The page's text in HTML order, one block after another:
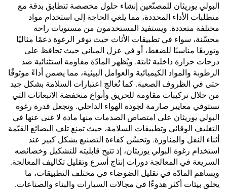
البولي يوريثان للمصنّعين إنشاء حلول مخصصة تتطابق بدقة مع
متطلبات الأداء المحددة، مما يلغي الحاجة إلى استخدام مواد
مختلفة متعددة. ويستفيد المستخدمون من مستويات راحة
محسّنة، سواء في تطبيقات الأثاث حيث توفر الرغوة دعمًا مثاليًا
وتوزيعًا مناسبًا للضغط، أو في عزل المباني حيث تحافظ على
درجات حرارة داخلية ثابتة. ويُظهر المادّة مقاومة استثنائية ضد
الرطوبة والمواد الكيميائية والعوامل البيئية، مما يضمن أداءً موثوقًا
حتى في الظروف الصعبة. كما تُعالج اعتبارات السلامة بشكل جيد
من خلال تركيبات مقاومة للحريق وأنواع منخفضة الانبعاثات التي
تستوفي معايير صارمة لجودة الهواء الداخلي. وتجعل قدرة رغوة
البولي يوريثان على امتصاص الصدمات منها مادة لا غنى عنها في
التغليف الوقائي وتطبيقات السلامة، حيث تمنع تلف البضائع القيّمة
أثناء النقل والمناورة. وتحسُن كفاءة التصنيع بشكل كبير عند
استخدام رغوة البولي يوريثان، إذ تتيح قابليته للتشكيل وخصائصه
السريعة في المعالجة دورات إنتاج أسرع وتقليل تكاليف المعالجة.
ويساهم المادّة في تقليل الضوضاء في مختلف التطبيقات، ما
يخلق بيئات أكثر هدوءًا في مجالات السيارات والبناء والصناعات.